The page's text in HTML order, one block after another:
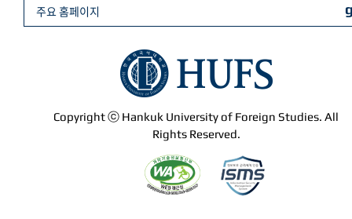
Copyright ⓒ Hankuk University of Foreign Studies. All
Rights Reserved.
주요 홈페이지